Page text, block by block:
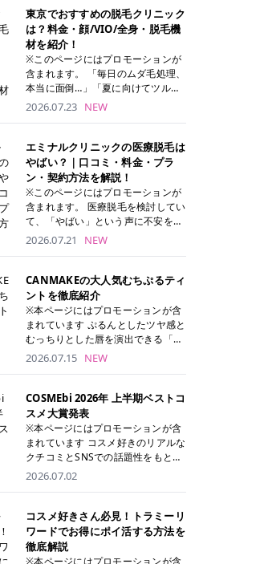
トナーパッドは洗顔後に肌をやさし
く拭き取ることで、古い角質や余分
な皮脂汚れをオフしながら、うるお
いを与えられるのが特徴✨ さらに、
気になる部分には数分のせて部分用
パックとしても使用できるため、1
両方を叶えられます。 韓国コスメブ
ランドを中心に人気を集めていまし
たが、現在では日本でも定番のスキ
ンケアアイテムとして幅広い世代に
愛用されています。 トナーパッドの
特徴 トナーパッドと拭き取り化粧水
の違い 「トナーパッド」と「拭き取
り化粧水」はどちらも洗顔後に使用
するスキンケアアイテムですが、使
い方や特徴に違いがあります。 トナ
ーパッドは、化粧水があらかじめパ
ッドに含まれているため、コットン
を用意する手間がなく、忙しい朝で
もサッと使えるのが魅力です。 ま
た、保湿成分を豊富に配合した商品
が多く、拭き取り後にそのまま部分
用パックとして使えるトナーパッド
も増えています。 一方、拭き取り化
粧水は液体タイプのため、コットン
整しやすく、お気に入りの化粧水を
使いたい方やコストを抑えて続けた
い方にもおすすめです。 トナーパッ
ドのメリット トナーパッドは、角質
ケア・保湿ケア・部分用パックまで
1枚で行える便利なスキンケアアイ
テムです。 ここでは、トナーパッド
す。 古い角質や皮脂汚れをやさしく
オフ トナーパッドを使用すること
で、洗顔だけでは落としきれない古
い角質や余分な皮脂汚れをやさしく
東京でおすすめの脱毛クリニック
は？料金・顔/VIO/全身・脱毛機
材を紹介！
※このページにはプロモーションが
含まれます。 「毎日のムダ毛処理、
本当に面倒…」「夏に向けてツルツ
ル肌になりたい！」 そう思って東京
べばいいの？と迷ってしまいますよ
ね。 この記事では、医療脱毛の基本
から、東京で特に通いやすいフレイ
アクリニック・レジーナクリニッ
ク・エミナルクリニック・リゼクリ
ニックの4院について、分かりやす
リニックを見つけて、面倒な自己処
理から卒業しちゃいましょう♪ クリ
ニック 全身＋VIO 全身＋VIO＋顔 特
徴 脱毛器 詳細 フレイアクリニック
52,800円(税込)/5回 94,600円(税
込)/5回 肌への負担に配慮しなが
ら、コストパフォーマンスも重視し
たい方に！ メディオスターモノリス
メディオスターNeXT PRO 公式サイ
ト> レジーナクリニック 52,800円
(税込)/5回 99,000円(税込)/5回 ジェ
ントルシリーズを選べるため、脱毛
機にこだわりたい方におすすめ！ ジ
ェントルマックスプロ ジェントルマ
ックスプロプラス ジェントルレーズ
プロ ソプラノチタニウム 公式サイ
ト> エミナルクリニック 49,500円
(税込)/6回 93,500円(税込)/6回 エミ
定！月々払いも安くて通いやすい ク
リスタルプロ 公式サイト> リゼクリ
ニック 109,800円(税込)/5回 144,80
2026.07.23 NEW
エミナルクリニックの医療脱毛は
やばい？｜口コミ・料金・プラ
ン・契約方法を解説！
※このページにはプロモーションが
含まれます。 医療脱毛を検討してい
て、「やばい」という声に不安を抱
える方も多いのではないでしょう
体系をはじめ、学生や友人同士でお
得になる割引キャンペーン、無料カ
ウンセリングから施術までの具体的
なステップを分かりやすく解説しま
す。 これから手軽に全身医療脱毛を
後までチェックして、ご自身にぴっ
ください！ クリニック 全身＋VIO
全身＋VIO＋顔 特徴 脱毛器 詳細 フ
レイアクリニック 52,800円(税込)/5
回 94,600円(税込)/5回 肌への負担
に配慮しながら、コストパフォーマ
ンスも重視したい方に！ メディオス
ターモノリス メディオスターNeXT
PRO 公式サイト> レジーナクリニッ
ク 52,800円(税込)/5回 99,000円(税
込)/5回 ジェントルシリーズを選べ
るため、脱毛機にこだわりたい方に
おすすめ！ ジェントルマックスプロ
2026.07.21 NEW
CANMAKEの大人気むちぷるティ
ントを徹底紹介
※本ページにはプロモーションが含
まれています ぷるんとしたツヤ感と
むっちりとした唇を演出できる「C
ANMAKE（キャンメイク）むちぷる
湿ケアも叶えられることから、SNS
でも話題の人気リップです。 「自分
にはどのカラーが似合う？」「イエ
ベ・ブルベ別のおすすめは？」と気
になっている方も多いのではないで
とともにご紹介！それぞれの色味や
なメイクに合うのかまで詳しく解説
します✨ ※メイクアップ効果による
CANMAKE むちぷるティントとは？
CANMAKE むちぷるティントは、テ
2026.07.15 NEW
COSMEbi 2026年 上半期ベストコ
スメ大賞発表
※本ページにはプロモーションが含
まれています コスメ好きのリアルな
クチコミとSNSでの話題性をもとに
選出された、COSMEbi 2026年上半
た名品たちを、カテゴリ別にご紹介
します。 本記事では、2025年11月
～2026年4月までの半年間におい
て、COSMEbi内でのクチコミとSN
2026.07.02
コスメ好きさん必見！トラミーリ
ワードでお得にポイ活する方法を
徹底解説
※本ページにはプロモーションが含